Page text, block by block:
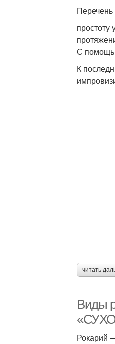
простоту
С
К
читать
Виды
Рокарий